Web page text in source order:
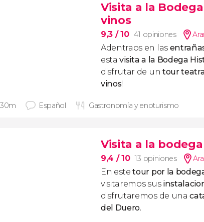
Visita a la
vinos
9,3 / 10 41 opiniones
Adentraos en las
estavisita a la Bodega
disfrutar de un tour
vinos!
Español Gastronomía y enoturismo
Visita a la
9,4 / 10 13 opiniones
En estetour por la
visitaremos sus
disfrutaremos de una
del Duero.